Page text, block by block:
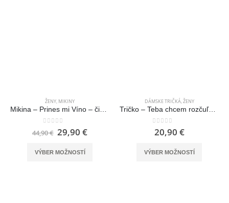
ŽENY, MIKINY
Mikina – Prines mi Víno – čierna
out of 5
44,90€ Original
price
was:
44,90 €.
29,90 €Current
VÝBER MOŽNOSTÍ
DÁMSKE TRIČKÁ,ŽENY
Tričko – Teba chcem rozčuľovať celý život
0out of 5
20,90 €
VÝBER MOŽNOSTÍ